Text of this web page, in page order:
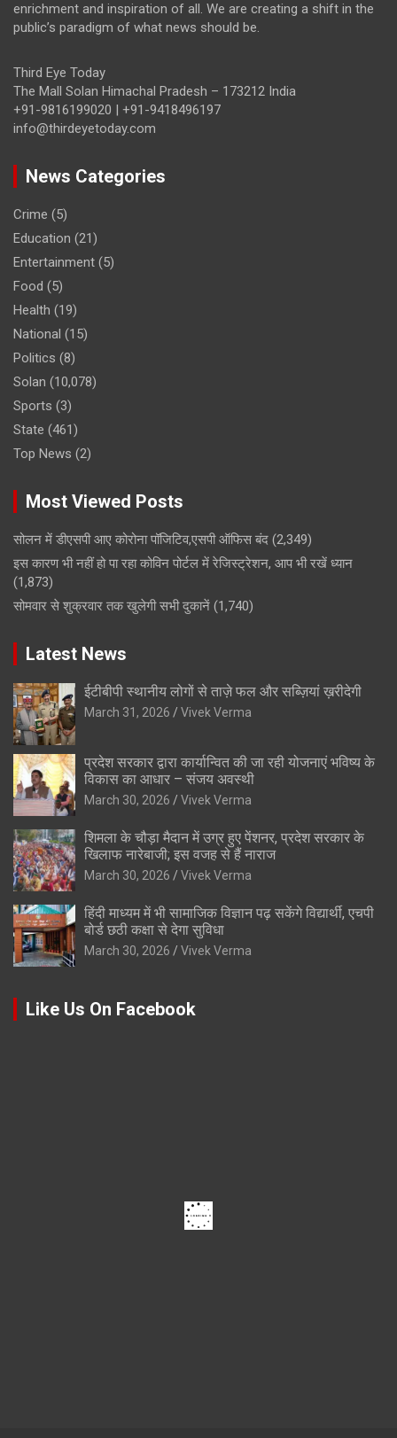
enrichment and inspiration of all. We are creating a shift in the
public’s paradigm of what news should be.
Third Eye Today
The Mall Solan Himachal Pradesh – 173212 India
+91-9816199020 | +91-9418496197
info@thirdeyetoday.com
News Categories
Crime (5)
Education (21)
Entertainment (5)
Food (5)
Health (19)
National (15)
Politics (8)
Solan (10,078)
Sports (3)
State (461)
Top News (2)
Most Viewed Posts
सोलन में डीएसपी आए कोरोना पॉजिटिव,एसपी ऑफिस बंद (2,349)
इस कारण भी नहीं हो पा रहा कोविन पोर्टल में रेजिस्ट्रेशन, आप भी रखें ध्यान
(1,873)
सोमवार से शुक्रवार तक खुलेगी सभी दुकानें (1,740)
Latest News
ईटीबीपी स्थानीय लोगों से ताज़े फल और सब्ज़ियां ख़रीदेगी
March 31, 2026 Vivek Verma
प्रदेश सरकार द्वारा कार्यान्वित की जा रही योजनाएं भविष्य के
विकास का आधार – संजय अवस्थी
March 30, 2026 Vivek Verma
शिमला के चौड़ा मैदान में उग्र हुए पेंशनर, प्रदेश सरकार के
खिलाफ नारेबाजी; इस वजह से हैं नाराज
March 30, 2026 Vivek Verma
हिंदी माध्यम में भी सामाजिक विज्ञान पढ़ सकेंगे विद्यार्थी, एचपी
बोर्ड छठी कक्षा से देगा सुविधा
March 30, 2026 Vivek Verma
Like Us On Facebook